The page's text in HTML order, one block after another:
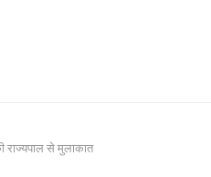
राज्यपाल से मुलाकात